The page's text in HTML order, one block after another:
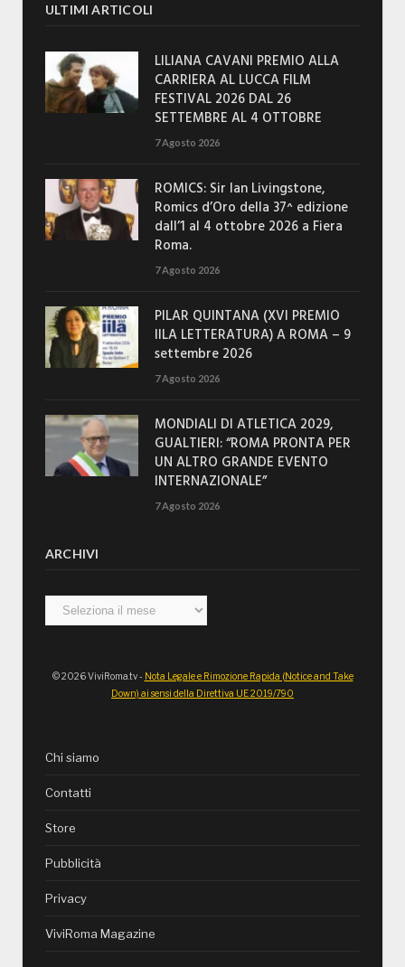
ULTIMI ARTICOLI
LILIANA CAVANI PREMIO ALLA
CARRIERA AL LUCCA FILM
FESTIVAL 2026 DAL 26
SETTEMBRE AL 4 OTTOBRE
7 Agosto 2026
ROMICS: Sir Ian Livingstone,
Romics d’Oro della 37^ edizione
dall’1 al 4 ottobre 2026 a Fiera
Roma.
7 Agosto 2026
PILAR QUINTANA (XVI PREMIO
IILA LETTERATURA) A ROMA – 9
settembre 2026
7 Agosto 2026
MONDIALI DI ATLETICA 2029,
GUALTIERI: “ROMA PRONTA PER
UN ALTRO GRANDE EVENTO
INTERNAZIONALE”
7 Agosto 2026
ARCHIVI
Archivi
© 2026 ViviRoma.tv - Nota Legale e Rimozione Rapida (Notice and Take
Down) ai sensi della Direttiva UE 2019/790
Chi siamo
Contatti
Store
Pubblicità
Privacy
ViviRoma Magazine